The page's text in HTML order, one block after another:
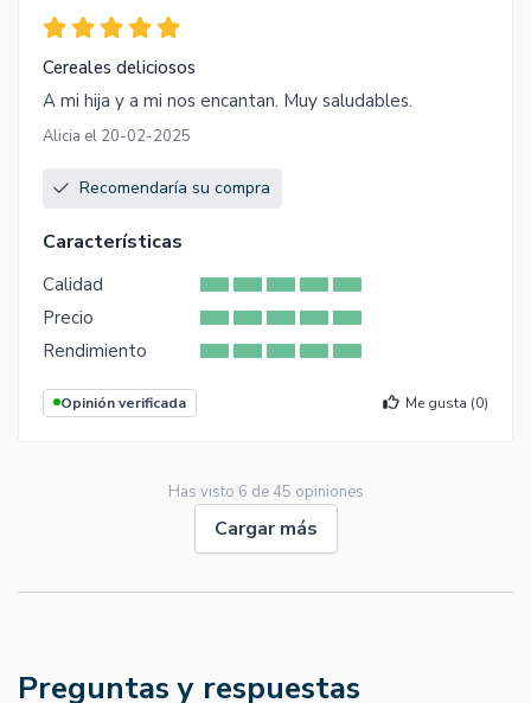
Cereales deliciosos
A mi hija y a mi nos encantan. Muy saludables.
Alicia el 20-02-2025
Recomendaría su compra
Características
Calidad
Precio
Rendimiento
Opinión verificada Me gusta (0)
Has visto 6 de 45 opiniones
Cargar más
Preguntas y respuestas